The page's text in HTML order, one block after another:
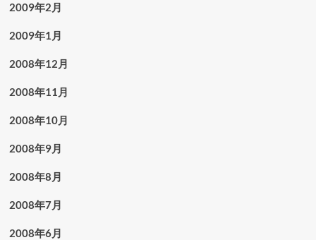
2009年2月
2009年1月
2008年12月
2008年11月
2008年10月
2008年9月
2008年8月
2008年7月
2008年6月